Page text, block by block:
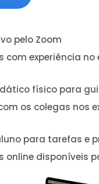
pelo Zoom
com experiência no
físico para
os colegas nos
para tarefas e
online disponíveis